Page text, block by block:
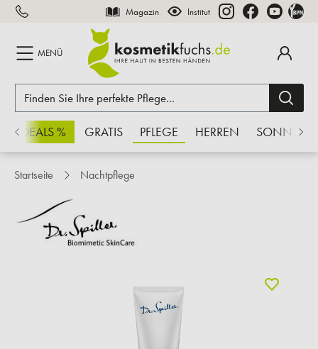
springen Magazin Institut
MENÜ
% GRATIS PFLEGE HERREN SONNE
Startseite Nachtpflege